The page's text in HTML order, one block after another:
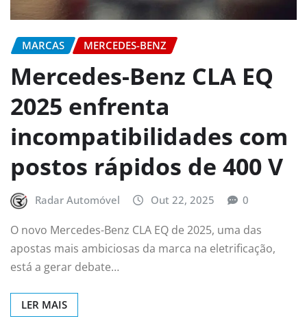
MARCAS MERCEDES-BENZ
Mercedes-Benz CLA EQ
2025 enfrenta
incompatibilidades com
postos rápidos de 400 V
Radar Automóvel Out 22, 2025 0
O novo Mercedes-Benz CLA EQ de 2025, uma das
apostas mais ambiciosas da marca na eletrificação,
está a gerar debate…
LER MAIS